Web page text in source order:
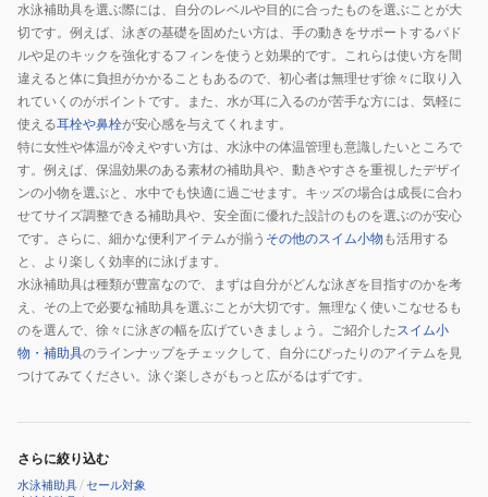
ー
水
泳
ス
イ
ミ
ン
グ
プ
ー
ル
競
泳
習
ス
イ
ム
水
泳
補
助
学
校
学
生
小
学
生
生
授
補
助
具
プ
ル
ボ
ー
ド
ロ
ゴ
入
り
水泳補助具を選ぶ際には、自分のレベルや目的に合ったものを選ぶことが大
切です。例えば、泳ぎの基礎を固めたい方は、手の動きをサポートするパド
ルや足のキックを強化するフィンを使うと効果的です。これらは使い方を間
違えると体に負担がかかることもあるので、初心者は無理せず徐々に取り入
れていくのがポイントです。また、水が耳に入るのが苦手な方には、気軽に
使える耳栓や鼻栓が安心感を与えてくれます。
特に女性や体温が冷えやすい方は、水泳中の体温管理も意識したいところで
す。例えば、保温効果のある素材の補助具や、動きやすさを重視したデザイ
ンの小物を選ぶと、水中でも快適に過ごせます。キッズの場合は成長に合わ
せてサイズ調整できる補助具や、安全面に優れた設計のものを選ぶのが安心
です。さらに、細かな便利アイテムが揃う その他のスイム小物 も活用する
と、より楽しく効率的に泳げます。
水泳補助具は種類が豊富なので、まずは自分がどんな泳ぎを目指すのかを考
え、その上で必要な補助具を選ぶことが大切です。無理なく使いこなせるも
のを選んで、徐々に泳ぎの幅を広げていきましょう。ご紹介したスイム小
物・補助具のラインナップをチェックして、自分にぴったりのアイテムを見
つけてみてください。泳ぐ楽しさがもっと広がるはずです。
さらに絞り込む
水泳補助具/セール対象